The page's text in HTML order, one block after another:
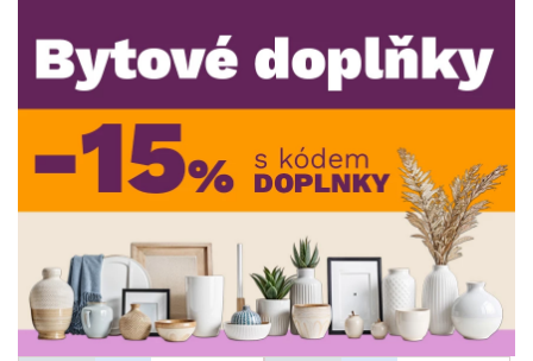
ROZMĚRY
min. cm max. cm
min. max.
min. cm cm
MATERIÁL
TVAR
STYL
MÍSTNOST